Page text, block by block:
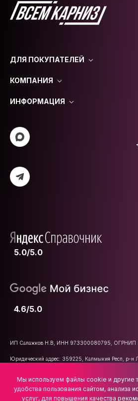
Мы используем файлы cookie и другие
удобства пользования сайтом, анализа
услуг, для повышения качества
ДЛЯ ПОКУПАТЕЛЕЙ
КОМПАНИЯ
ИНФОРМАЦИЯ
5.0/5.0
4.6/5.0
ИП Салажков Н.В, ИНН 973300080795, ОГРНИП
Юридический адрес: 359225, Калмыкия Респ, р-н
E-mail: info@vsemkarniz.ru